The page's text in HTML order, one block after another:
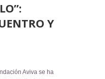
Y
Aviva se ha